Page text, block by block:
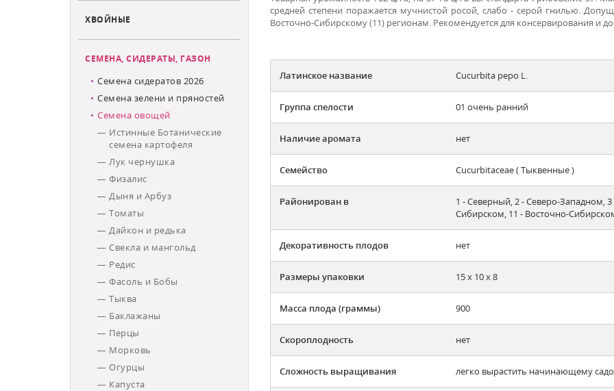
ХВОЙНЫЕ
СЕМЕНА, СИДЕРАТЫ, ГАЗОН
Семена сидератов 2026
Семена зелени и пряностей
Семена овощей
Истинные Ботанические
семена картофеля
Лук чернушка
Физалис
Дыня и Арбуз
Томаты
Дайкон и редька
Свекла и мангольд
Редис
Фасоль и Бобы
Тыква
Баклажаны
Перцы
Морковь
Огурцы
Капуста
средней степени поражается мучнистой росой, слабо - серой гнилью.
Восточно-Сибирскому (11) регионам. Рекомендуется для консервирования и
Латинское название Cucurbita pepo L.
Группа спелости 01 очень ранний
Наличие аромата нет
Семейство Cucurbitaceae ( Тыквенные )
Районирован в
1 - Северный, 2 - Северо-Западном,
Сибирском, 11 - Восточно-
Декоративность плодов нет
Размеры упаковки 15 х 10 х 8
Масса плода (граммы) 900
Скороплодность нет
Сложность выращивания легко вырастить начинающему